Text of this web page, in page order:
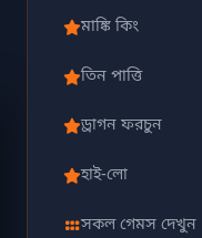
মাঙ্কি কিং
তিন পাত্তি
ড্রাগন ফরচুন
হাই-লো
সকল গেমস দেখুন